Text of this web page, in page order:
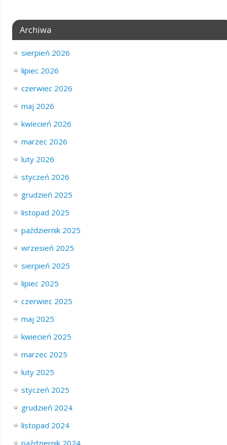
Archiwa
sierpień 2026
lipiec 2026
czerwiec 2026
maj 2026
kwiecień 2026
marzec 2026
luty 2026
styczeń 2026
grudzień 2025
listopad 2025
październik 2025
wrzesień 2025
sierpień 2025
lipiec 2025
czerwiec 2025
maj 2025
kwiecień 2025
marzec 2025
luty 2025
styczeń 2025
grudzień 2024
listopad 2024
październik 2024